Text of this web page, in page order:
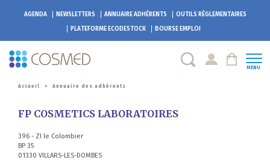
AGENDA NEWSLETTERS ANNUAIRE ADHÉRENTS
OUTILS RÉGLEMENTAIRES
PLATEFORMEECODESTOCK BOURSE EMPLOI
MENU
Accueil > Annuaire des adhérents
FP COSMETICS LABORATOIRES
396 - ZI le Colombier
BP 35
01330 VILLARS-LES-DOMBES